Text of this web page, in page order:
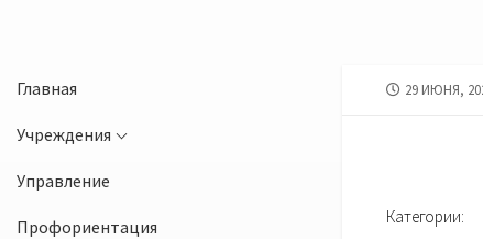
Главная
Учреждения
Управление
Профориентация
ДАТА
29 ИЮНЯ,
Категории: